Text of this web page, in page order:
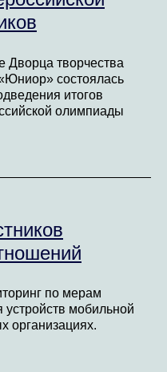
Дворца творчества
состоялась
итогов
олимпиады
по мерам
устройств мобильной
организациях.